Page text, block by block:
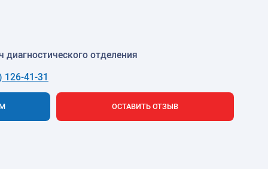
отделения
126-41-31
ОСТАВИТЬ ОТЗЫВ